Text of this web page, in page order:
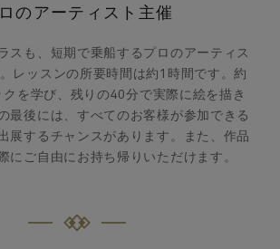
のアーティスト主催
スも、短期で乗船するプロのアーティス
。レッスンの所要時間は約1時間です。約
を学び、残りの40分で実際に絵を描き
最後には、すべてのお客様が参加できる
展するチャンスがあります。また、作品
にご自由にお持ち帰りいただけます。